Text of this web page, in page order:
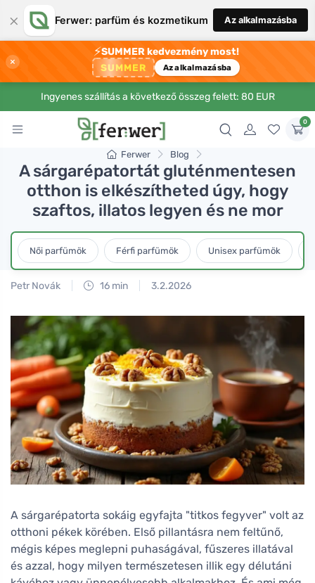
× Ferwer: parfüm és kozmetikum Az alkalmazásba
×
⚡SUMMER kedvezmény most!
SUMMER Az alkalmazásba
Ingyenes szállítás a következő összeg felett: 80 EUR
0
Ferwer Blog
A sárgarépatortát gluténmentesen
otthon is elkészítheted úgy, hogy
szaftos, illatos legyen és ne mor
Női parfümök Férfi parfümök Unisex parfümök
Petr Novák 16 min 3.2.2026
A sárgarépatorta sokáig egyfajta "titkos fegyver" volt az
otthoni pékek körében. Első pillantásra nem feltűnő,
mégis képes meglepni puhaságával, fűszeres illatával
és azzal, hogy milyen természetesen illik egy délutáni